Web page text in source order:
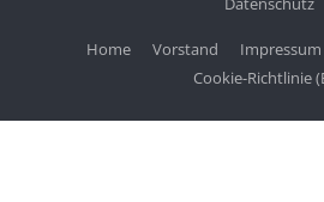
Home Vorstand Impressum
Cookie-Richtlinie